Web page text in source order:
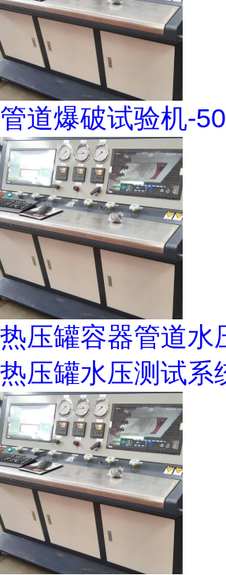
管道爆破试验机-
热压罐容器管道水
热压罐水压测试系